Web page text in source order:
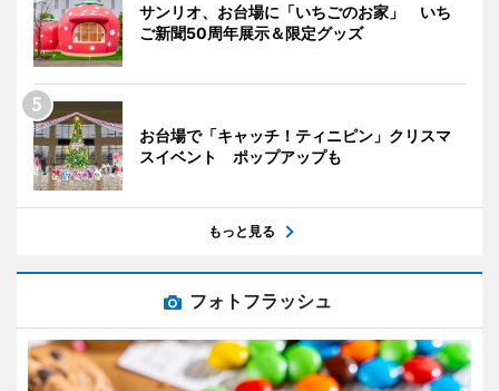
サンリオ、お台場に「いちごのお家」 いち
ご新聞50周年展示＆限定グッズ
お台場で「キャッチ！ティニピン」クリスマ
スイベント ポップアップも
もっと見る
フォトフラッシュ